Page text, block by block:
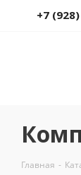
+7
Главная -